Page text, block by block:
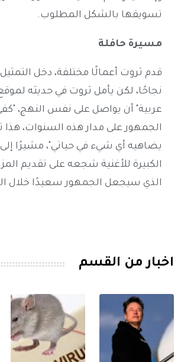
تسويقها بالشكل المطلوب.
مسيرة حافلة
قدم ثروت أعمالًا مختلفة، دخل
نجاحًا، لكن يأمل ثروت في حديثه
عربية" أن يواصل على نفس النهج،
الجمهور على مدار هذه السنوات، هذا
يضاهيه أي شيء في حياتي"، مشيرًا إلى
الكبيرة للأغنية شجعه على تقديم
الذي سيجعل الجمهور سعيدًا خلال
اخبار من القسم